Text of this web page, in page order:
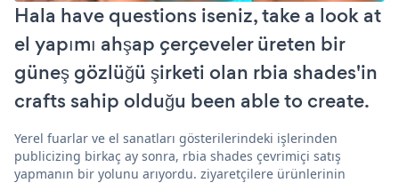
Hala have questions iseniz, take a look at
el yapımı ahşap çerçeveler üreten bir
güneş gözlüğü şirketi olan rbia shades'in
crafts sahip olduğu been able to create.
Yerel fuarlar ve el sanatları gösterilerindeki işlerinden
publicizing birkaç ay sonra, rbia shades çevrimiçi satış
yapmanın bir yolunu arıyordu. ziyaretçilere ürünlerinin